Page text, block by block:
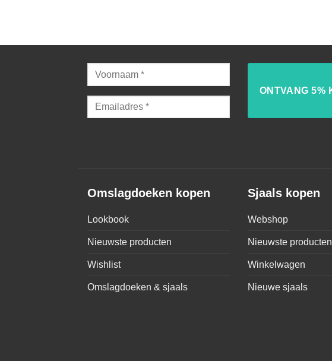
Omslagdoeken kopen
Lookbook
Nieuwste producten
Wishlist
Omslagdoeken & sjaals
Sjaals kopen
Webshop
Nieuwste producten
Winkelwagen
Nieuwe sjaals